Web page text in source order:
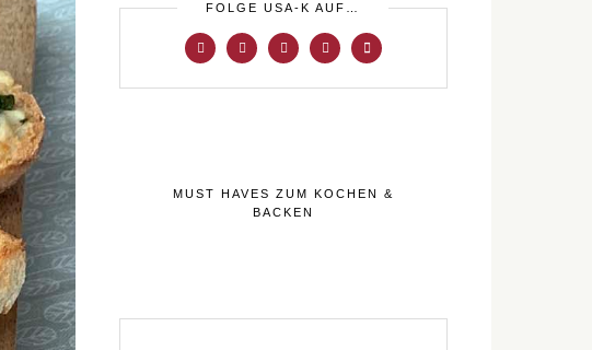
FOLGE USA-K AUF…
MUST HAVES ZUM KOCHEN &
BACKEN